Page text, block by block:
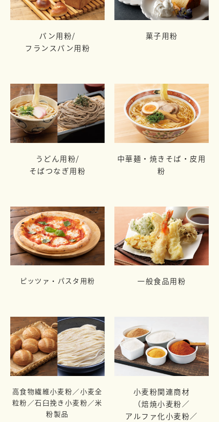
パン用粉/
フランスパン用粉
菓子用粉
うどん用粉/
そばつなぎ用粉
中華麺・焼きそば・皮用
粉
ピッツァ・パスタ用粉 一般食品用粉
高食物繊維小麦粉／小麦全
粒粉／石臼挽き小麦粉／米
粉製品
小麦粉関連商材
（焙焼小麦粉／
アルファ化小麦粉／